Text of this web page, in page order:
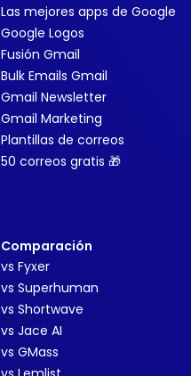
Las mejores apps de Google
Google Logos
Fusión Gmail
Bulk Emails Gmail
Gmail Newsletter
Gmail Marketing
Plantillas de correos
50 correos gratis 🎁
Comparación
vs Fyxer
vs Superhuman
vs Shortwave
vs Jace AI
vs GMass